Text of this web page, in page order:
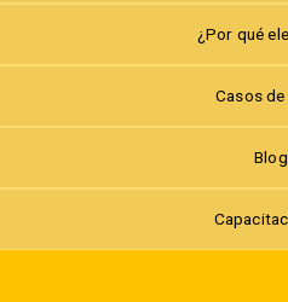
¿Por qué
Casos
Blog